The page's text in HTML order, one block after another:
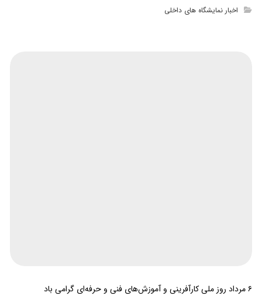
اخبار نمایشگاه های داخلی
۶ مرداد روز ملی کارآفرینی و آموزش‌های فنی و حرفه‌ای گرامی باد